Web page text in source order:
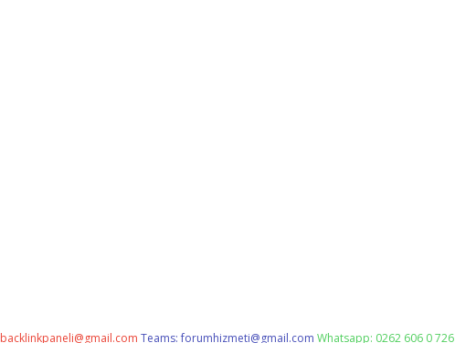
backlinkpaneli@gmail.com Teams:forumhizmeti@gmail.com Whatsapp: 0262 606 0 726